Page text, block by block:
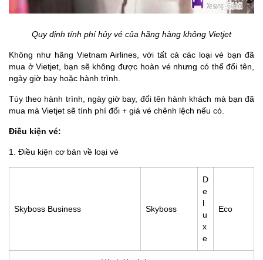
Quy định tính phí hủy vé của hãng hàng không Vietjet
Không như hãng Vietnam Airlines, với tất cả các loại vé bạn đã
mua ở Vietjet, bạn sẽ không được hoàn vé nhưng có thể đổi tên,
ngày giờ bay hoặc hành trình.
Tùy theo hành trình, ngày giờ bay, đổi tên hành khách mà bạn đã
mua mà Vietjet sẽ tính phí đổi + giá vé chênh lệch nếu có.
Điều kiện vé:
1. Điều kiện cơ bản về loại vé
Skyboss Business Skyboss
D
e
l
u
x
e
Eco